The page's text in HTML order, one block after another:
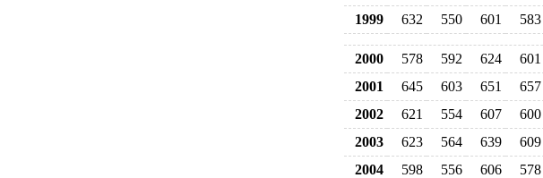
1999
632 550 601 583
2000 578 592 624 601
2001
645 603 651 657
2002
621 554 607 600
2003
623 564 639 609
2004
598 556 606 578